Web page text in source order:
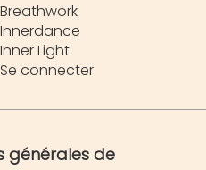
Breathwork
Innerdance
Inner Light
Se connecter
générales de